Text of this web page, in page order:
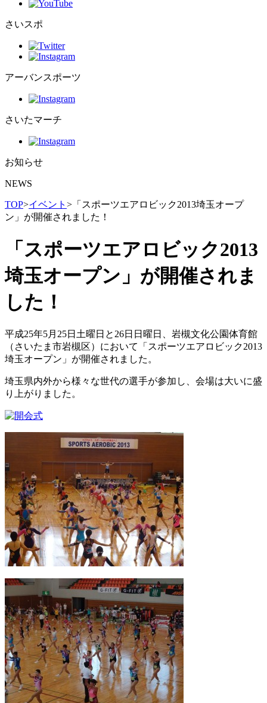
さいスポ
アーバンスポーツ
さいたマーチ
お知らせ
NEWS
TOP>イベント > 「スポーツエアロビック2013埼玉オープ
ン」が開催されました！
「スポーツエアロビック2013
埼玉オープン」が開催されま
した！
平成25年5月25日土曜日と26日日曜日、岩槻文化公園体育館
（さいたま市岩槻区）において「スポーツエアロビック2013
埼玉オープン」が開催されました。
埼玉県内外から様々な世代の選手が参加し、会場は大いに盛
り上がりました。